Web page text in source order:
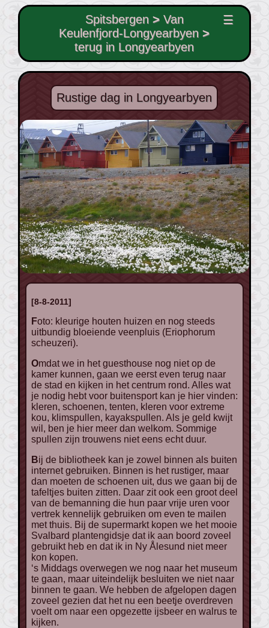
Spitsbergen> Van
Keulenfjord-Longyearbyen >
terug in Longyearbyen
☰
Rustige dag in Longyearbyen
[8-8-2011]
Foto: kleurige houten huizen en nog steeds
uitbundig bloeiende veenpluis (Eriophorum
scheuzeri).
Omdat we in het guesthouse nog niet op de
kamer kunnen, gaan we eerst even terug naar
de stad en kijken in het centrum rond. Alles wat
je nodig hebt voor buitensport kan je hier vinden:
kleren, schoenen, tenten, kleren voor extreme
kou, klimspullen, kayakspullen. Als je geld kwijt
wil, ben je hier meer dan welkom. Sommige
spullen zijn trouwens niet eens echt duur.
Bij de bibliotheek kan je zowel binnen als buiten
internet gebruiken. Binnen is het rustiger, maar
dan moeten de schoenen uit, dus we gaan bij de
tafeltjes buiten zitten. Daar zit ook een groot deel
van de bemanning die hun paar vrije uren voor
vertrek kennelijk gebruiken om even te mailen
met thuis. Bij de supermarkt kopen we het mooie
Svalbard plantengidsje dat ik aan boord zoveel
gebruikt heb en dat ik in Ny Ålesund niet meer
kon kopen.
‘s Middags overwegen we nog naar het museum
te gaan, maar uiteindelijk besluiten we niet naar
binnen te gaan. We hebben de afgelopen dagen
zoveel gezien dat het nu een beetje overdreven
voelt om naar een opgezette ijsbeer en walrus te
kijken.